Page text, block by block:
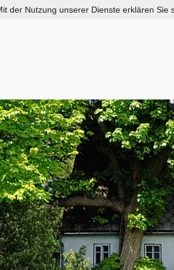
der Nutzung unserer Dienste erklären Sie